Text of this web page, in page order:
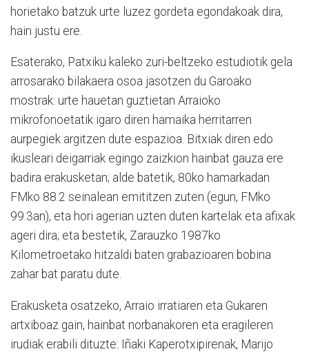
horietako batzuk urte luzez gordeta egondakoak dira,
hain justu ere.
Esaterako, Patxiku kaleko zuri-beltzeko estudiotik gela
arrosarako bilakaera osoa jasotzen du Garoako
mostrak: urte hauetan guztietan Arraioko
mikrofonoetatik igaro diren hamaika herritarren
aurpegiek argitzen dute espazioa. Bitxiak diren edo
ikusleari deigarriak egingo zaizkion hainbat gauza ere
badira erakusketan; alde batetik, 80ko hamarkadan
FMko 88.2 seinalean emititzen zuten (egun, FMko
99.3an), eta hori agerian uzten duten kartelak eta afixak
ageri dira; eta bestetik, Zarauzko 1987ko
Kilometroetako hitzaldi baten grabazioaren bobina
zahar bat paratu dute.
Erakusketa osatzeko, Arraio irratiaren eta Gukaren
artxiboaz gain, hainbat norbanakoren eta eragileren
irudiak erabili dituzte: Iñaki Kaperotxipirenak, Marijo